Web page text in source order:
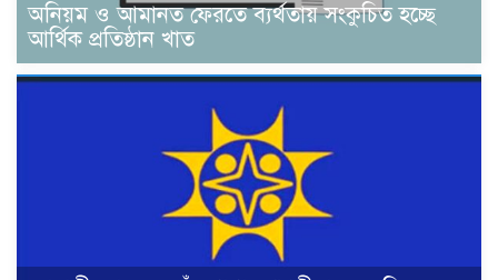
অনিয়ম ও আমানত ফেরতে ব্যর্থতায় সংকুচিত হচ্ছে
আর্থিক প্রতিষ্ঠান খাত